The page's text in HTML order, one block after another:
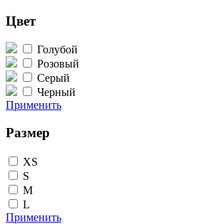
Цвет
Голубой
Розовый
Серый
Черный
Применить
Размер
XS
S
M
L
Применить